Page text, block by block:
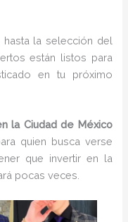
la selección del
están listos para
en tu próximo
la Ciudad de México
quien busca verse
que invertir en la
pocas veces.